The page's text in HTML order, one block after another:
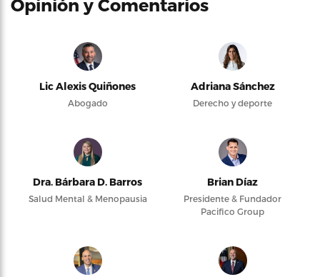
Opinión y Comentarios
Lic Alexis Quiñones
Abogado
Adriana Sánchez
Derecho y deporte
Dra. Bárbara D. Barros
Salud Mental & Menopausia
Brian Díaz
Presidente & Fundador
Pacifico Group